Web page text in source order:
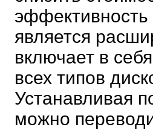
эффективность
является
включает в
всех типов
Устанавливая
можно